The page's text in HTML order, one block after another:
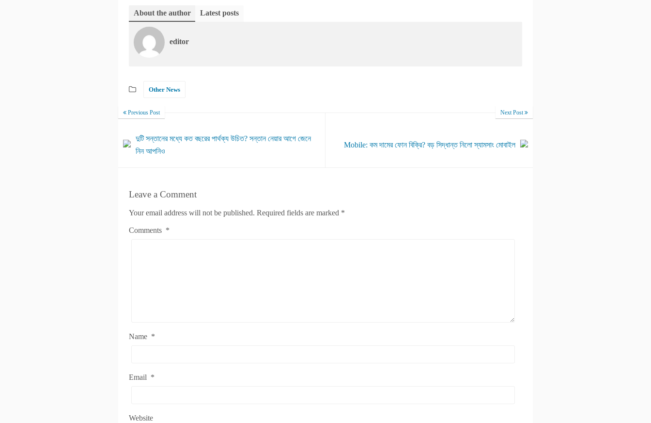
About the author Latest posts
editor
Other News
Previous Post
দুটি সন্তানের মধ্যে কত বছরের পার্থক্য উচিত? সন্তান নেয়ার আগে জেনে
নিন আপনিও
Next Post
Mobile: কম দামের ফোন বিক্রি? বড় সিদ্ধান্ত নিলো স্যামসাং মোবাইল
Leave a Comment
Your email address will not be published. Required fields are marked *
Comments *
Name *
Email *
Website